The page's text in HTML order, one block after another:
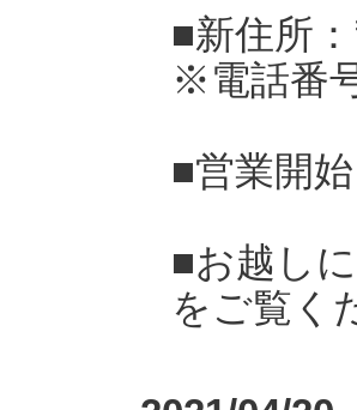
■新住所
※電話番
■営業開
■お越し
をご覧く